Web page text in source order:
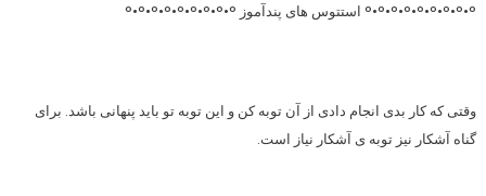
°•°•°•°•°•°•°•°•° استتوس های پندآموز °•°•°•°•°•°•°•°•°
وقتی که کار بدی انجام دادی از آن توبه کن و این توبه تو باید پنهانی باشد. برای
گناه آشکار نیز توبه ی آشکار نیاز است.